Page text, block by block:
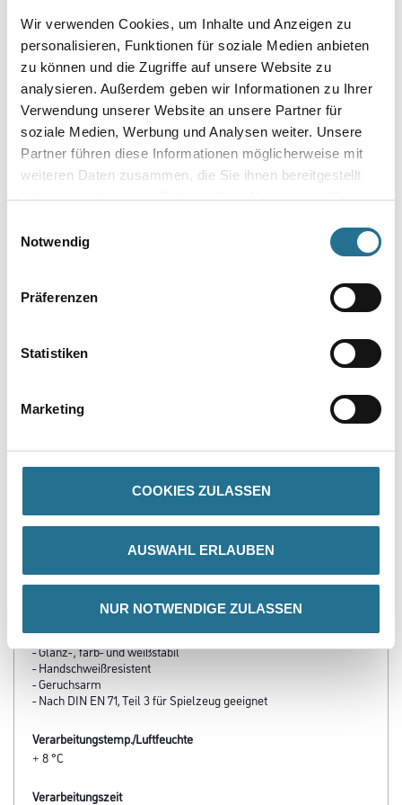
Wir verwenden Cookies, um Inhalte und Anzeigen zu
personalisieren, Funktionen für soziale Medien anbieten
zu können und die Zugriffe auf unsere Website zu
analysieren. Außerdem geben wir Informationen zu Ihrer
Verwendung unserer Website an unsere Partner für
soziale Medien, Werbung und Analysen weiter. Unsere
Partner führen diese Informationen möglicherweise mit
weiteren Daten zusammen, die Sie ihnen bereitgestellt
haben oder die sie im Rahmen Ihrer Nutzung der Dienste
Notwendig
Präferenzen
Statistiken
Marketing
COOKIES ZULASSEN
AUSWAHL ERLAUBEN
NUR NOTWENDIGE ZULASSEN
Glanzgrad
Gebinde
PRODUKTEIGENSCHAFTEN
Produkteigenschaft
- Hervorragende Oberflächenhärte
- Blockfest / Polyurethan- basiert
- Sehr gutes Deckvermögen, beste Kantenabdeckung
- Alkalibeständig
- Glanz- , farb- und weißstabil
- Handschweißresistent
- Geruchsarm
- Nach DIN EN 71, Teil 3 für Spielzeug geeignet
Verarbeitungstemp./Luftfeuchte
+ 8 °C
Verarbeitungszeit